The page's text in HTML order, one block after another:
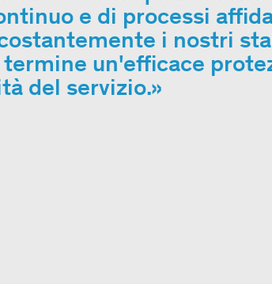
e di processi
i nostri
un'efficace
del servizio.